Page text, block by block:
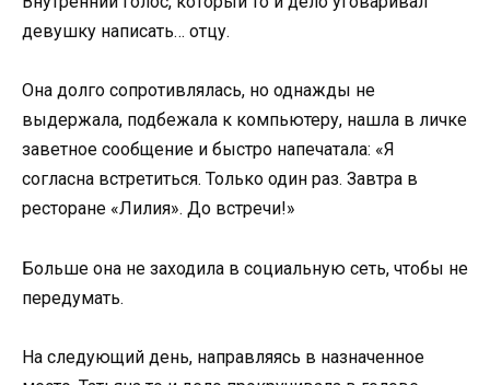
девушку написать… отцу.
Она долго сопротивлялась, но однажды не
выдержала, подбежала к компьютеру, нашла в личке
заветное сообщение и быстро напечатала: «Я
согласна встретиться. Только один раз. Завтра в
ресторане «Лилия». До встречи!»
Больше она не заходила в социальную сеть, чтобы не
передумать.
На следующий день, направляясь в назначенное